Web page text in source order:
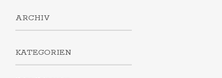
ARCHIV
KATEGORIEN